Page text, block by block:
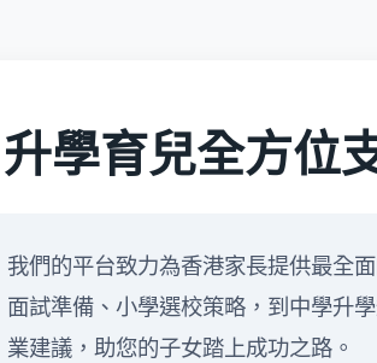
升學育兒全方位
我們的平台致力為香港家長提供最全
面試準備、小學選校策略，到中學升
業建議，助您的子女踏上成功之路。